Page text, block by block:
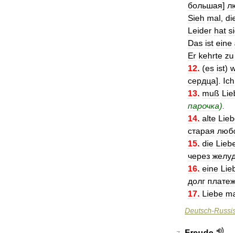
большая]
Sieh mal
Leider hat
Das ist eine
Er kehrte zu
12. (es ist)
сердца]. Ich
13. muß
парочка).
14. alte
старая
15. die
через
16. eine
долг
17. Liebe
Deutsch-